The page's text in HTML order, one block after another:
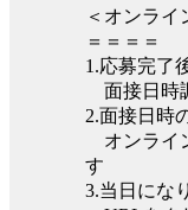
＜オンライ
＝＝＝＝
1.応募完了
面接日時
2.面接日時
オンライ
す
3.当日にな